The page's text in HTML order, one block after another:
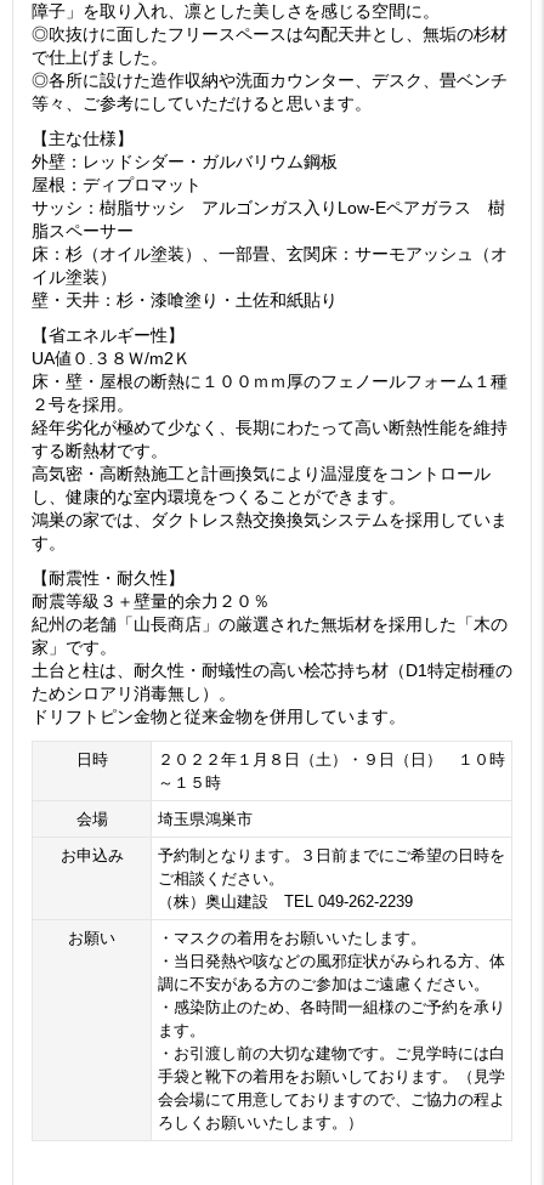
障子」を取り入れ、凛とした美しさを感じる空間に。
◎吹抜けに面したフリースペースは勾配天井とし、無垢の杉材
で仕上げました。
◎各所に設けた造作収納や洗面カウンター、デスク、畳ベンチ
等々、ご参考にしていただけると思います。
【主な仕様】
外壁：レッドシダー・ガルバリウム鋼板
屋根：ディプロマット
サッシ：樹脂サッシ アルゴンガス入りLow-Eペアガラス 樹
脂スペーサー
床：杉（オイル塗装）、一部畳、玄関床：サーモアッシュ（オ
イル塗装）
壁・天井：杉・漆喰塗り・土佐和紙貼り
【省エネルギー性】
UA値０.３８Ｗ/m2Ｋ
床・壁・屋根の断熱に１００ｍｍ厚のフェノールフォーム１種
２号を採用。
経年劣化が極めて少なく、長期にわたって高い断熱性能を維持
する断熱材です。
高気密・高断熱施工と計画換気により温湿度をコントロール
し、健康的な室内環境をつくることができます。
鴻巣の家では、ダクトレス熱交換換気システムを採用していま
す。
【耐震性・耐久性】
耐震等級３＋壁量的余力２０％
紀州の老舗「山長商店」の厳選された無垢材を採用した「木の
家」です。
土台と柱は、耐久性・耐蟻性の高い桧芯持ち材（D1特定樹種の
ためシロアリ消毒無し）。
ドリフトピン金物と従来金物を併用しています。
日時
２０２２年１月８日（土）・９日（日） １０時
～１５時
会場
埼玉県鴻巣市
お申込み
予約制となります。３日前までにご希望の日時を
ご相談ください。
（株）奥山建設 TEL 049-262-2239
お願い
・マスクの着用をお願いいたします。
・当日発熱や咳などの風邪症状がみられる方、体
調に不安がある方のご参加はご遠慮ください。
・感染防止のため、各時間一組様のご予約を承り
ます。
・お引渡し前の大切な建物です。ご見学時には白
手袋と靴下の着用をお願いしております。（見学
会会場にて用意しておりますので、ご協力の程よ
ろしくお願いいたします。）